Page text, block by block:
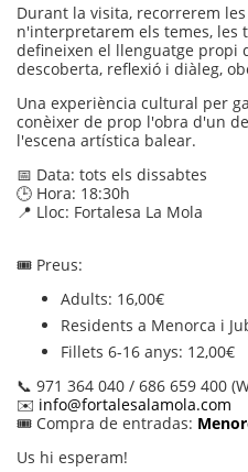
Durant la visita, recorrerem
n'interpretarem els temes, les
defineixen el llenguatge propi
descoberta, reflexió i diàleg,
Una experiència cultural per
conèixer de prop l'obra d'un
l'escena artística balear.
📅 Data: tots els dissabtes
🕒 Hora: 18:30h
📍 Lloc: Fortalesa La Mola
🎟️ Preus:
Adults: 16,00€
Residents a Menorca i
Fillets 6-16 anys: 12,00€
📞 971 364 040 / 686 659 400
✉️ info@fortalesalamola.com
🎟️ Compra de entradas:
Us hi esperam!